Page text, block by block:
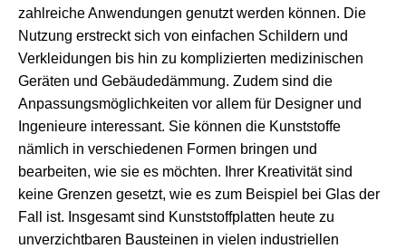
zahlreiche Anwendungen genutzt werden können. Die
Nutzung erstreckt sich von einfachen Schildern und
Verkleidungen bis hin zu komplizierten medizinischen
Geräten und Gebäudedämmung. Zudem sind die
Anpassungsmöglichkeiten vor allem für Designer und
Ingenieure interessant. Sie können die Kunststoffe
nämlich in verschiedenen Formen bringen und
bearbeiten, wie sie es möchten. Ihrer Kreativität sind
keine Grenzen gesetzt, wie es zum Beispiel bei Glas der
Fall ist. Insgesamt sind Kunststoffplatten heute zu
unverzichtbaren Bausteinen in vielen industriellen